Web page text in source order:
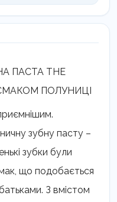
ПАСТА THE
СМАКОМ ПОЛУНИЦІ
зубну пасту –
зубки були
що подобається
З вмістом